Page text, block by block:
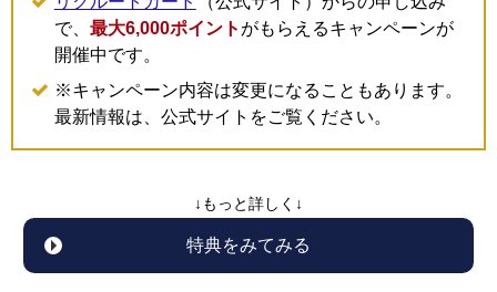
で、 最大6,000ポイント がもらえるキャンペーンが
開催中です。
※キャンペーン内容は変更になることもあります。
最新情報は、公式サイトをご覧ください。
↓もっと詳しく↓
特典をみてみる